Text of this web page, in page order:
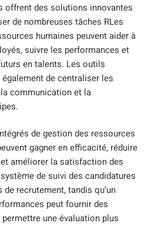
offrent des solutions innovantes
de nombreuses tâches RLes
humaines peuvent aider à
suivre les performances et
en talents. Les outils
de centraliser les
communication et la
de gestion des ressources
gagner en efficacité, réduire
améliorer la satisfaction des
de suivi des candidatures
recrutement, tandis qu’un
peut fournir des
une évaluation plus